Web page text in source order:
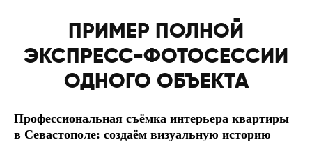
ПРИМЕР ПОЛНОЙ
ЭКСПРЕСС-ФОТОСЕССИИ
ОДНОГО ОБЪЕКТА
Профессиональная съёмка интерьера квартиры
в Севастополе: создаём визуальную историю